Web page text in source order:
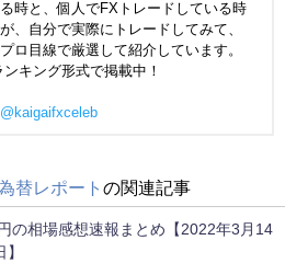
時と、個人でFXトレードしている時
、自分で実際にトレードしてみて、
ロ目線で厳選して紹介しています。
キング形式で掲載中！
@kaigaifxceleb
替レポート の関連記事
の相場感想速報まとめ【2022年3月14